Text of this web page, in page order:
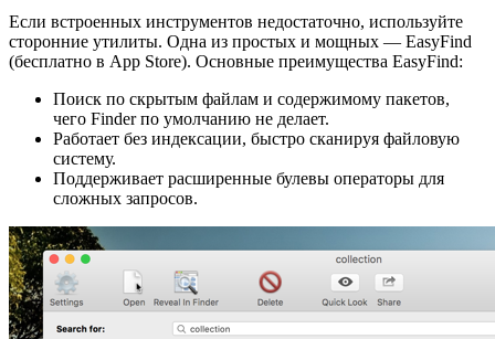
Если встроенных инструментов недостаточно, используйте
сторонние утилиты. Одна из простых и мощных — EasyFind
(бесплатно в App Store). Основные преимущества EasyFind:
Поиск по скрытым файлам и содержимому пакетов,
чего Finder по умолчанию не делает.
Работает без индексации, быстро сканируя файловую
систему.
Поддерживает расширенные булевы операторы для
сложных запросов.